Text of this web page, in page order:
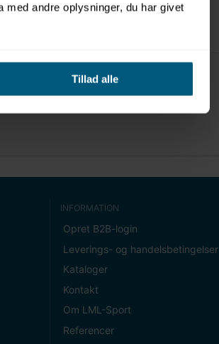
med andre oplysninger, du har givet
Tillad alle
INFORMATION
Opret B2B-login
Leverings- og handelsbetingelser
Kataloger
Kontakt
Om LML-Sport
Referencer